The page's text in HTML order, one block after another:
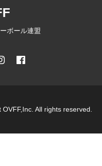
ボール連盟
OVFF,Inc. All rights reserved.